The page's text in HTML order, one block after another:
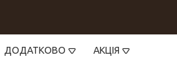
ДОДАТКОВО АКЦІЯ